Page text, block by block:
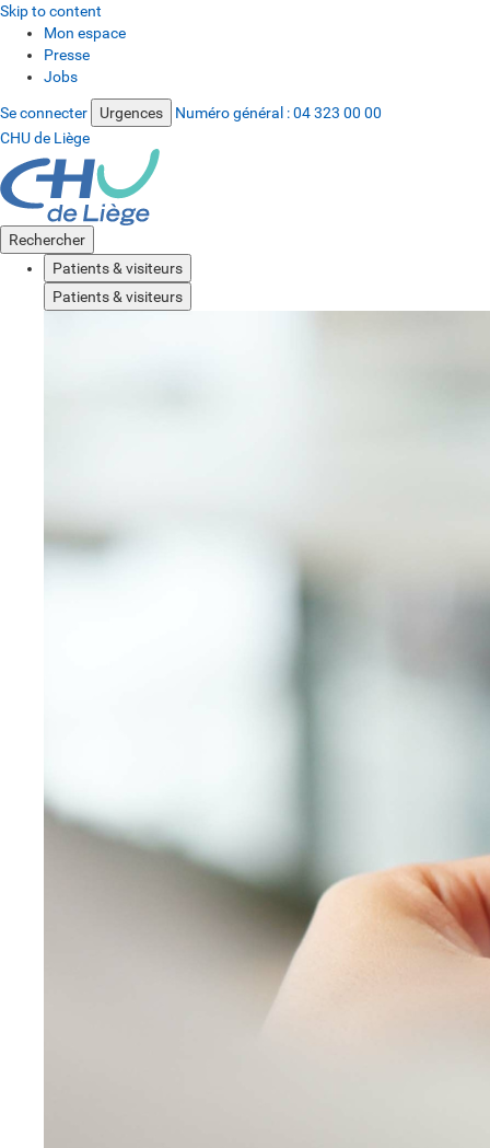
Skip to content
Mon espace
Presse
Jobs
Se connecter Urgences Numéro général :04 323 00 00
CHU de Liège
Rechercher
Patients & visiteurs
Patients & visiteurs